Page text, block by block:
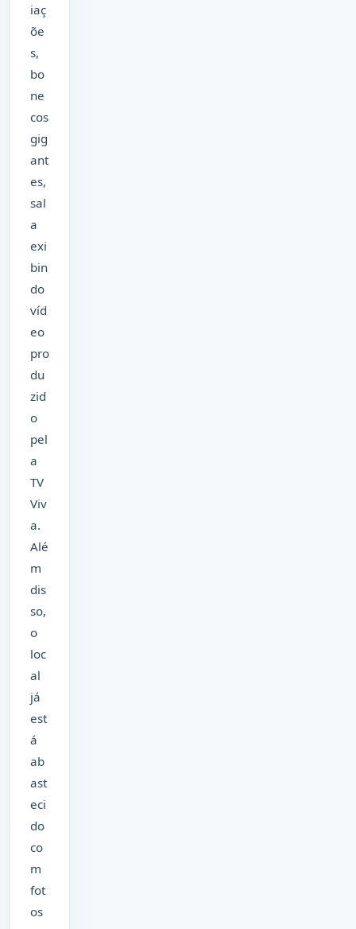
iaç
õe
s,
bo
ne
cos
gig
ant
es,
sal
a
exi
bin
do
víd
eo
pro
du
zid
o
pel
a
TV
Viv
a.
Alé
m
dis
so,
o
loc
al
já
est
á
ab
ast
eci
do
co
m
fot
os